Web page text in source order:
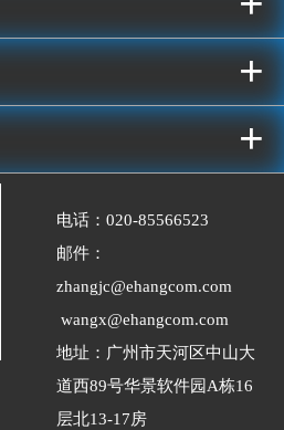
+
+
电话：020-85566523
邮件：
zhangjc@ehangcom.com
wangx@ehangcom.com
地址：广州市天河区中山大
道西89号华景软件园A栋16
层北13-17房